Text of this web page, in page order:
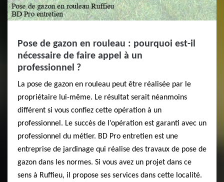
Pose de gazon en rouleau : pourquoi est-il
nécessaire de faire appel à un
professionnel ?
La pose de gazon en rouleau peut être réalisée par le
propriétaire lui-même. Le résultat serait néanmoins
différent si vous confiez cette opération à un
professionnel. Le succès de l’opération est garanti avec un
professionnel du métier. BD Pro entretien est une
entreprise de jardinage qui réalise des travaux de pose de
gazon dans les normes. Si vous avez un projet dans ce
sens à Ruffieu, il propose ses services dans cette localité.